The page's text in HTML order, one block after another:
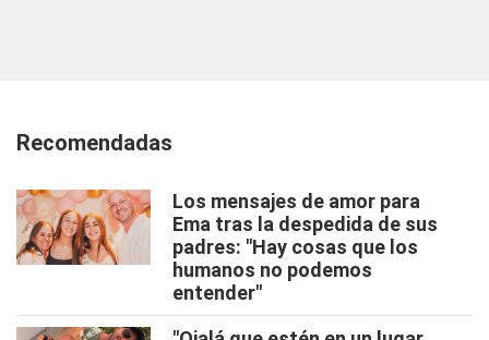
Recomendadas
Los mensajes de amor para
Ema tras la despedida de sus
padres: "Hay cosas que los
humanos no podemos
entender"